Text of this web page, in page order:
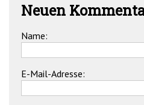
Neuen
Name:
E-Mail-Adresse: